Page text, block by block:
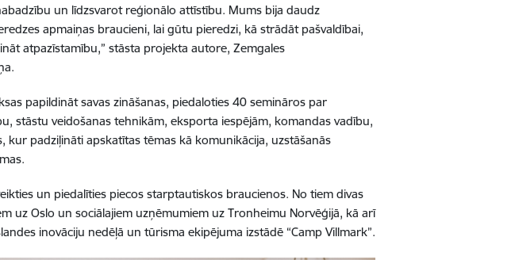
un līdzsvarot reģionālo attīstību. Mums bija daudz
apmaiņas braucieni, lai gūtu pieredzi, kā strādāt pašvaldībai,
atpazīstamību,” stāsta projekta autore, Zemgales
papildināt savas zināšanas, piedaloties 40 semināros par
stāstu veidošanas tehnikām, eksporta iespējām, komandas vadību,
kur padziļināti apskatītas tēmas kā komunikācija, uzstāšanās
un piedalīties piecos starptautiskos braucienos. No tiem divas
uz Oslo un sociālajiem uzņēmumiem uz Tronheimu Norvēģijā, kā arī
inovāciju nedēļā un tūrisma ekipējuma izstādē “Camp Villmark”.